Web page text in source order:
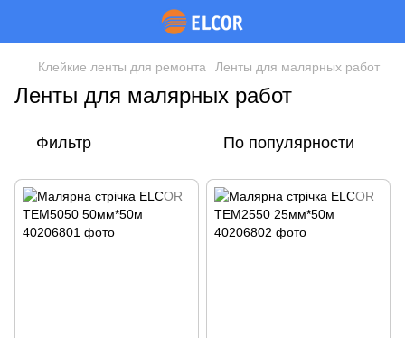
Клейкие ленты для ремонта Ленты для малярных работ
Ленты для малярных работ
Фильтр По популярности